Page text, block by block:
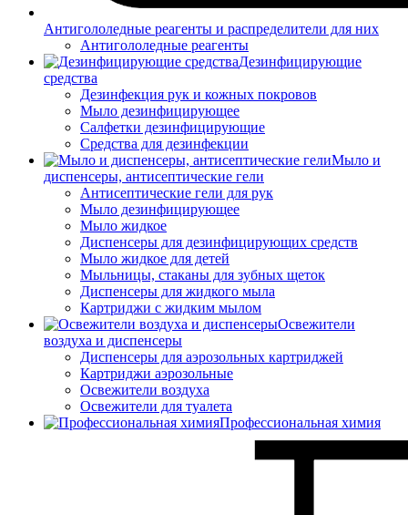
Антигололедные реагенты и распределители для них
Антигололедные реагенты
Дезинфицирующие
средства
Дезинфекция рук и кожных покровов
Мыло дезинфицирующее
Салфетки дезинфицирующие
Средства для дезинфекции
Мыло и
диспенсеры, антисептические гели
Антисептические гели для рук
Мыло дезинфицирующее
Мыло жидкое
Диспенсеры для дезинфицирующих средств
Мыло жидкое для детей
Мыльницы, стаканы для зубных щеток
Диспенсеры для жидкого мыла
Картриджи с жидким мылом
Освежители
воздуха и диспенсеры
Диспенсеры для аэрозольных картриджей
Картриджи аэрозольные
Освежители воздуха
Освежители для туалета
Профессиональная химия